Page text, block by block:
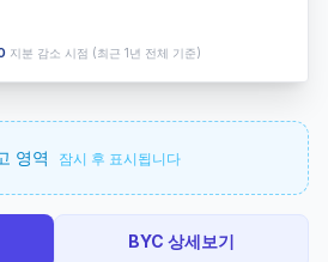
지분 감소 시점 (최근 1년 전체 기준)
영역 잠시 후 표시됩니다
BYC 상세보기